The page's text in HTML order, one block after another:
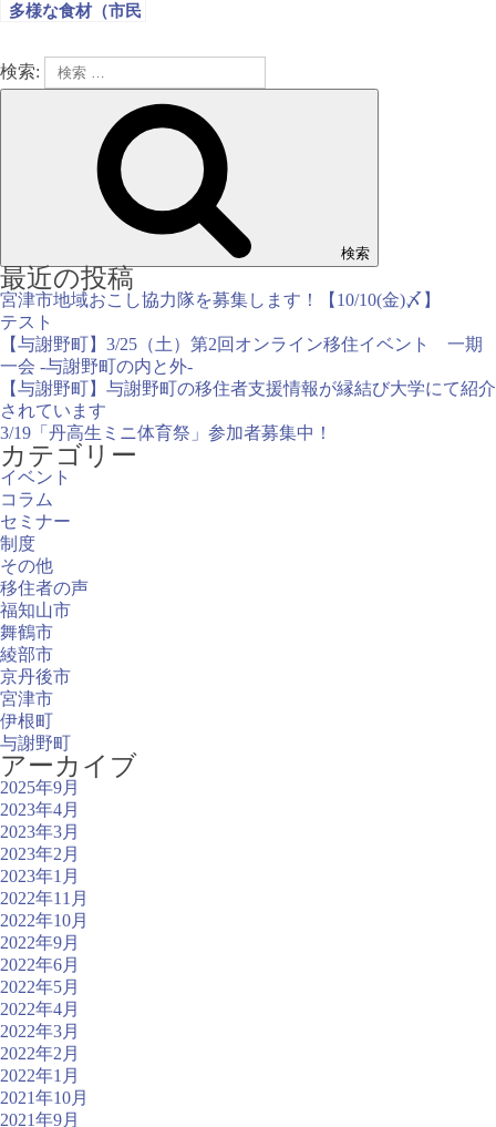
多様な食材（市民
検索:
検索
最近の投稿
宮津市地域おこし協力隊を募集します！【10/10(金)〆】
テスト
【与謝野町】3/25（土）第2回オンライン移住イベント 一期
一会 -与謝野町の内と外-
【与謝野町】与謝野町の移住者支援情報が縁結び大学にて紹介
されています
3/19「丹高生ミニ体育祭」参加者募集中！
カテゴリー
イベント
コラム
セミナー
制度
その他
移住者の声
福知山市
舞鶴市
綾部市
京丹後市
宮津市
伊根町
与謝野町
アーカイブ
2025年9月
2023年4月
2023年3月
2023年2月
2023年1月
2022年11月
2022年10月
2022年9月
2022年6月
2022年5月
2022年4月
2022年3月
2022年2月
2022年1月
2021年10月
2021年9月